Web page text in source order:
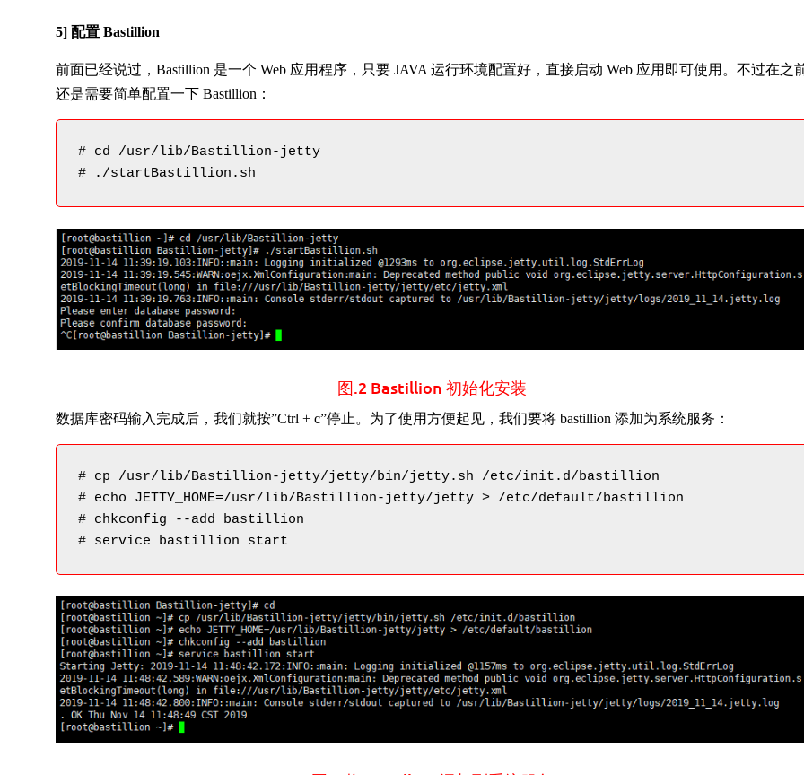
5] 配置 Bastillion
前面已经说过，Bastillion 是一个 Web 应用程序，只要 JAVA 运行环境配置好，直接启动 Web 应用即可使用。不过在之
还是需要简单配置一下 Bastillion：
# cd /usr/lib/Bastillion-jetty
# ./startBastillion.sh
图.2 Bastillion 初始化安装
数据库密码输入完成后，我们就按”Ctrl + c”停止。为了使用方便起见，我们要将 bastillion 添加为系统服务：
# cp /usr/lib/Bastillion-jetty/jetty/bin/jetty.sh /etc/init.d/bastillion
# echo JETTY_HOME=/usr/lib/Bastillion-jetty/jetty > /etc/default/bastillion
# chkconfig --add bastillion
# service bastillion start